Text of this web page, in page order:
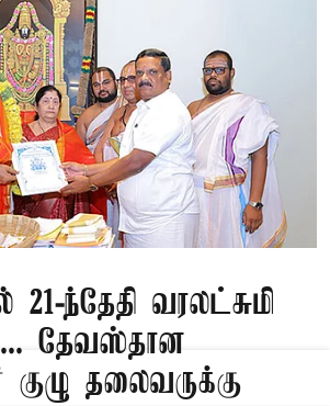
21-ந்தேதி வரலட்சுமி
தேவஸ்தான
தலைவருக்கு